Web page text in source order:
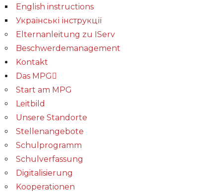
English instructions
Українські інструкції
Elternanleitung zu IServ
Beschwerdemanagement
Kontakt
Das MPG
Start am MPG
Leitbild
Unsere Standorte
Stellenangebote
Schulprogramm
Schulverfassung
Digitalisierung
Kooperationen